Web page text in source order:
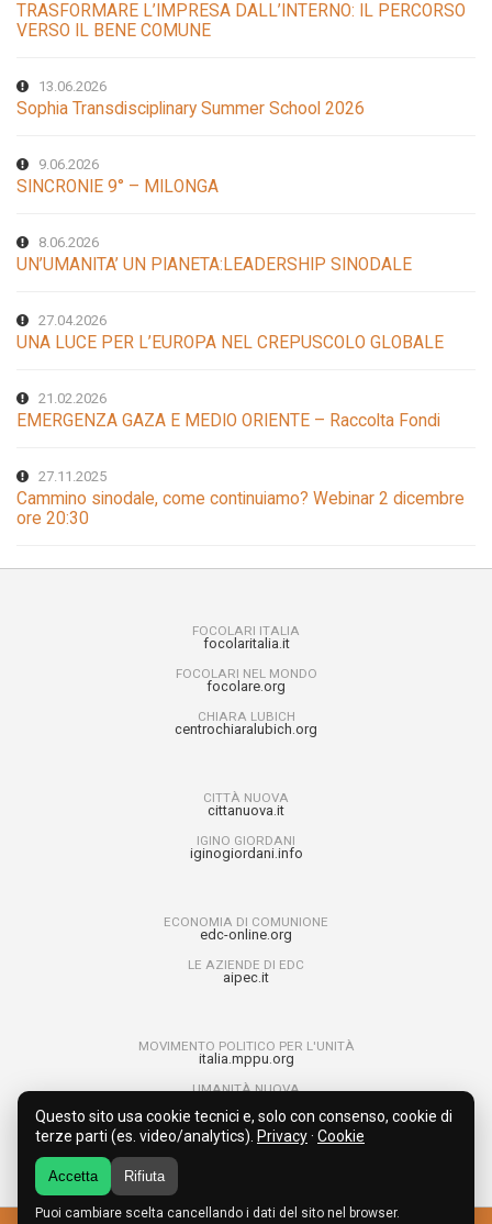
TRASFORMARE L’IMPRESA DALL’INTERNO: IL PERCORSO
VERSO IL BENE COMUNE
13.06.2026
Sophia Transdisciplinary Summer School 2026
9.06.2026
SINCRONIE 9° – MILONGA
8.06.2026
UN’UMANITA’ UN PIANETA:LEADERSHIP SINODALE
27.04.2026
UNA LUCE PER L’EUROPA NEL CREPUSCOLO GLOBALE
21.02.2026
EMERGENZA GAZA E MEDIO ORIENTE – Raccolta Fondi
27.11.2025
Cammino sinodale, come continuiamo? Webinar 2 dicembre
ore 20:30
FOCOLARI ITALIA
focolaritalia.it
FOCOLARI NEL MONDO
focolare.org
CHIARA LUBICH
centrochiaralubich.org
CITTÀ NUOVA
cittanuova.it
IGINO GIORDANI
iginogiordani.info
ECONOMIA DI COMUNIONE
edc-online.org
LE AZIENDE DI EDC
aipec.it
MOVIMENTO POLITICO PER L'UNITÀ
italia.mppu.org
UMANITÀ NUOVA
RAGAZZI PER L’UNITÀ
run4unity.net
Questo sito usa cookie tecnici e, solo con consenso, cookie di
terze parti (es. video/analytics). Privacy· Cookie
Accetta Rifiuta
Puoi cambiare scelta cancellando i dati del sito nel browser.